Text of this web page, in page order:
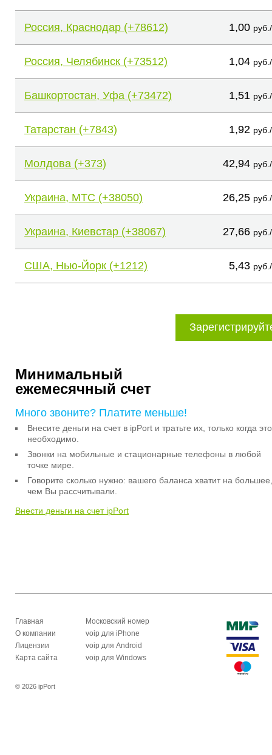
Россия, Краснодар (+78612) 1,00
Россия, Челябинск (+73512) 1,04
Башкортостан, Уфа (+73472) 1,51
Татарстан (+7843) 1,92
Молдова (+373) 42,94
Украина, МТС (+38050) 26,25
Украина, Киевстар (+38067) 27,66
США, Нью-Йорк (+1212) 5,43
Минимальный
ежемесячный счет
Много звоните? Платите меньше!
Внесите деньги на счет в ipPort и тратьте их, только когда это
необходимо.
Звонки на мобильные и стационарные телефоны в любой
точке мире.
Говорите сколько нужно: вашего баланса хватит на большее,
чем Вы рассчитывали.
Внести деньги на счет ipPort
Главная
О компании
Лицензии
Карта сайта
Московский номер
voip для iPhone
voip для Android
voip для Windows
© 2026 ipPort